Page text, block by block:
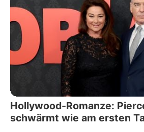
Hollywood-Romanze:
schwärmt wie am ersten